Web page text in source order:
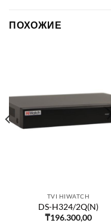
ПОХОЖИЕ
TVI HIWATCH
DS-H324/2Q(N)
₸196.300,00